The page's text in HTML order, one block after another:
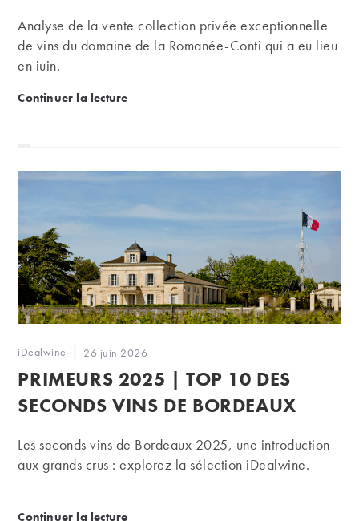
Analyse de la vente collection privée exceptionnelle
de vins du domaine de la Romanée-Conti qui a eu lieu
en juin.
Continuer la lectureiDealwine adjuge 124 bouteilles du domaine de
Auteur/autrice
la
publication :
iDealwine
Publication
publiée :
26 juin 2026
PRIMEURS 2025 | TOP 10 DES
SECONDS VINS DE BORDEAUX
Les seconds vins de Bordeaux 2025, une introduction
aux grands crus : explorez la sélection iDealwine.
Continuer la lecturePrimeurs 2025 | Top 10 des seconds vins de